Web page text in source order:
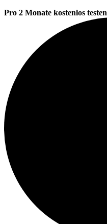
Pro 2 Monate kostenlos testen